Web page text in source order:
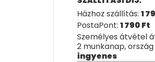
Házhoz szállítás: 1
PostaPont: 1 790Ft
Személyes átvétel
2 munkanap,
ingyenes